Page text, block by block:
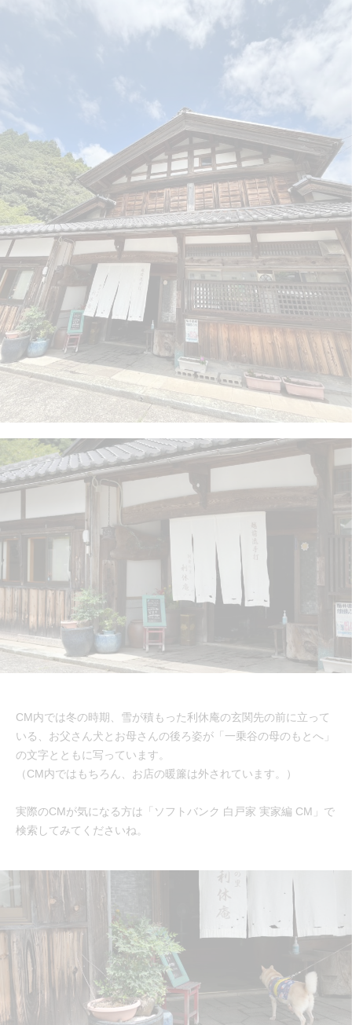
CM内では冬の時期、雪が積もった利休庵の玄関先の前に立って
いる、お父さん犬とお母さんの後ろ姿が「一乗谷の母のもとへ」
の文字とともに写っています。
（CM内ではもちろん、お店の暖簾は外されています。）
実際のCMが気になる方は「ソフトバンク 白戸家 実家編 CM」で
検索してみてくださいね。